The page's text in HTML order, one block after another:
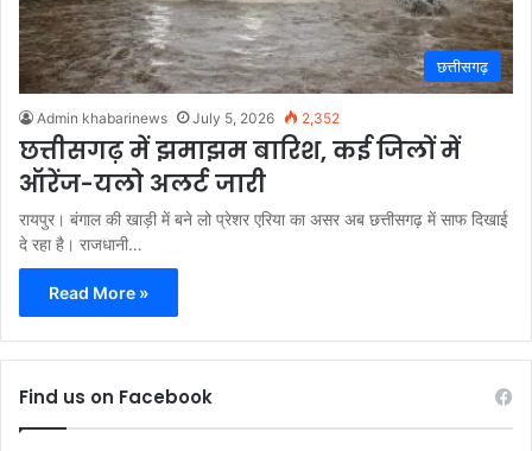
छत्तीसगढ़
Admin khabarinews July 5, 2026 2,352
छत्तीसगढ़ में झमाझम बारिश, कई जिलों में
ऑरेंज-यलो अलर्ट जारी
रायपुर। बंगाल की खाड़ी में बने लो प्रेशर एरिया का असर अब छत्तीसगढ़ में साफ दिखाई
दे रहा है। राजधानी…
Read More »
Find us on Facebook